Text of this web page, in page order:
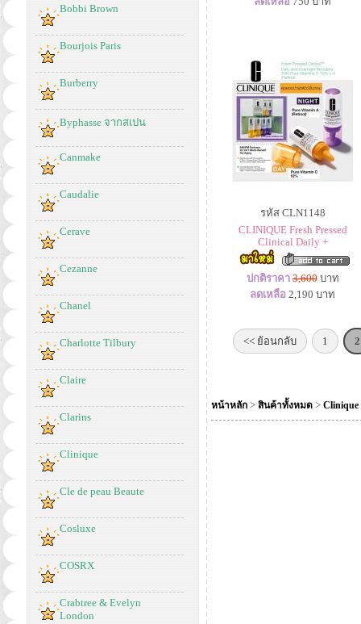
Bobbi Brown
Bourjois Paris
Burberry
Byphasse จากสเปน
Canmake
Caudalie
Cerave
Cezanne
Chanel
Charlotte Tilbury
Claire
Clarins
Clinique
Cle de peau Beaute
Cosluxe
COSRX
Crabtree & Evelyn
London
รหัส CLN1148
CLINIQUE Fresh Pressed
Clinical Daily +
ปกติราคา 3,600บาท
ลดเหลือ 2,190 บาท
<< ย้อนกลับ 1 2
หน้าหลัก > สินค้าทั้งหมด > Clinique